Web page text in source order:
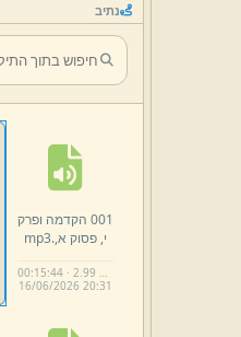
נתיב
001 הקדמה ופרק
י, פסוק א,.
mp3
00:15:44 · 2.99 MB
16/06/2026 20:31